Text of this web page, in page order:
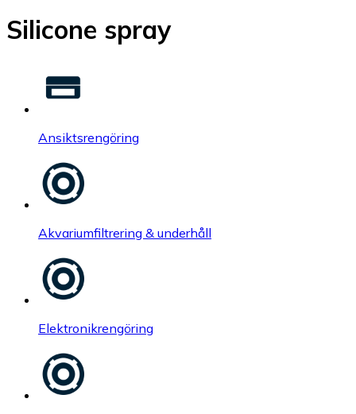
Silicone spray
Ansiktsrengöring
Akvariumfiltrering & underhåll
Elektronikrengöring